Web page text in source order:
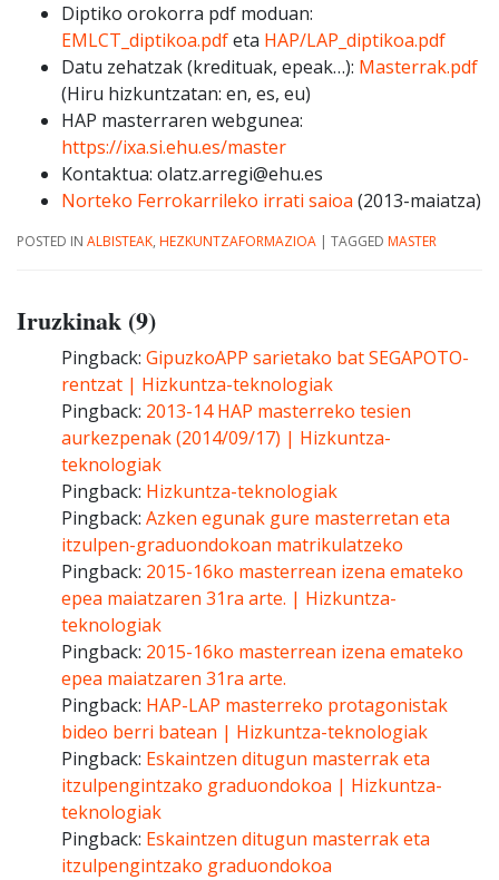
Diptiko orokorra pdf moduan:
EMLCT_diptikoa.pdfeta HAP/LAP_diptikoa.pdf
Datu zehatzak (kredituak, epeak…): Masterrak.pdf
(Hiru hizkuntzatan: en, es, eu)
HAP masterraren webgunea:
https://ixa.si.ehu.es/master
Kontaktua: olatz.arregi@ehu.es
Norteko Ferrokarrileko irrati saioa (2013-maiatza)
POSTED IN ALBISTEAK, HEZKUNTZAFORMAZIOA | TAGGED MASTER
Iruzkinak (9)
Pingback: GipuzkoAPP sarietako bat SEGAPOTO-
rentzat | Hizkuntza-teknologiak
Pingback: 2013-14 HAP masterreko tesien
aurkezpenak (2014/09/17) | Hizkuntza-
teknologiak
Pingback: Hizkuntza-teknologiak
Pingback: Azken egunak gure masterretan eta
itzulpen-graduondokoan matrikulatzeko
Pingback: 2015-16ko masterrean izena emateko
epea maiatzaren 31ra arte. | Hizkuntza-
teknologiak
Pingback: 2015-16ko masterrean izena emateko
epea maiatzaren 31ra arte.
Pingback: HAP-LAP masterreko protagonistak
bideo berri batean | Hizkuntza-teknologiak
Pingback: Eskaintzen ditugun masterrak eta
itzulpengintzako graduondokoa | Hizkuntza-
teknologiak
Pingback: Eskaintzen ditugun masterrak eta
itzulpengintzako graduondokoa